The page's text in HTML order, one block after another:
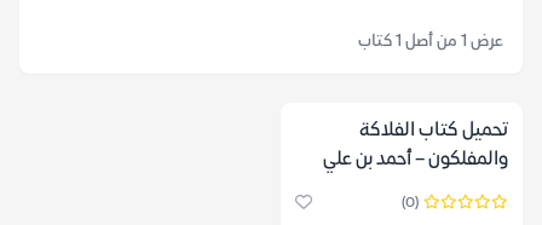
عرض 1 من أصل 1 كتاب
تحميل كتاب الفلاكة
والمفلكون – أحمد بن علي
الدلجي
(0)